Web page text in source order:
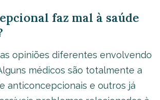
faz mal à saúde
opiniões diferentes envolvendo
médicos são totalmente a
anticoncepcionais e outros já